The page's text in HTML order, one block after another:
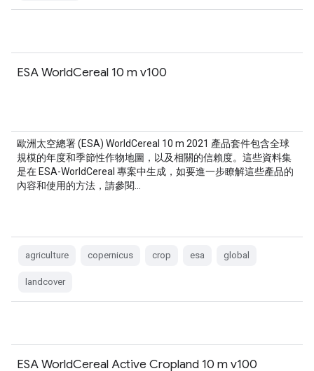
ESA WorldCereal 10 m v100
歐洲太空總署 (ESA) WorldCereal 10 m 2021 產品套件包含全球
規模的年度和季節性作物地圖，以及相關的信賴度。這些資料集
是在 ESA-WorldCereal 專案中生成，如要進一步瞭解這些產品的
內容和使用的方法，請參閱…
agriculture copernicus crop esa global
landcover
ESA WorldCereal Active Cropland 10 m v100